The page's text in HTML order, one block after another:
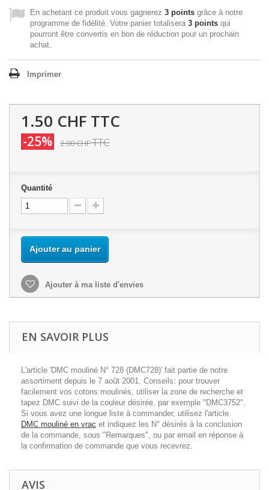
En achetant ce produit vous gagnerez 3 points grâce à notre
programme de fidélité. Votre panier totalisera 3 points qui
pourront être convertis en bon de réduction pour un prochain
achat.
Imprimer
1.50 CHF TTC
-25% 2.00 CHFTTC
Quantité
Ajouter au panier
Ajouter à ma liste d'envies
EN SAVOIR PLUS
L'article 'DMC mouliné N° 728 (DMC728)' fait partie de notre
assortiment depuis le 7 août 2001. Conseils: pour trouver
facilement vos cotons moulinés, utiliser la zone de recherche et
tapez DMC suivi de la couleur désirée, par exemple "DMC3752".
Si vous avez une longue liste à commander, utilisez l'article
DMC mouliné en vrac et indiquez les N° désirés à la conclusion
de la commande, sous "Remarques", ou par email en réponse à
la confirmation de commande que vous recevrez.
AVIS